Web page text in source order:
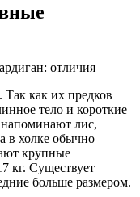
отличия
как их предков
тело и короткие
лис,
в холке обычно
крупные
кг. Существует
больше размером.